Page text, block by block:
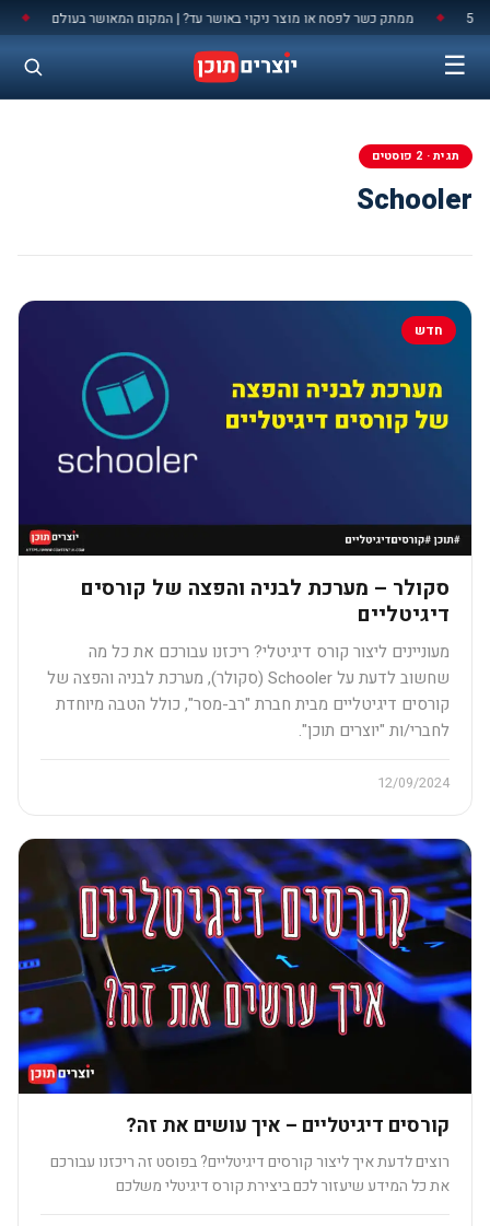
לתוכן ממתק כשר לפסח או מוצר ניקוי באושר עד? | המקום המאושר בעולם
☰
תגית · 2 פוסטים
Schooler
חדש
סקולר – מערכת לבניה והפצה של קורסים
דיגיטליים​
מעוניינים ליצור קורס דיגיטלי? ריכזנו עבורכם את כל מה
שחשוב לדעת על Schooler (סקולר), מערכת לבניה והפצה של
קורסים דיגיטליים מבית חברת "רב-מסר", כולל הטבה מיוחדת
לחברי/ות "יוצרים תוכן".
12/09/2024
קורסים דיגיטליים – איך עושים את זה?
רוצים לדעת איך ליצור קורסים דיגיטליים? בפוסט זה ריכזנו עבורכם
את כל המידע שיעזור לכם ביצירת קורס דיגיטלי משלכם